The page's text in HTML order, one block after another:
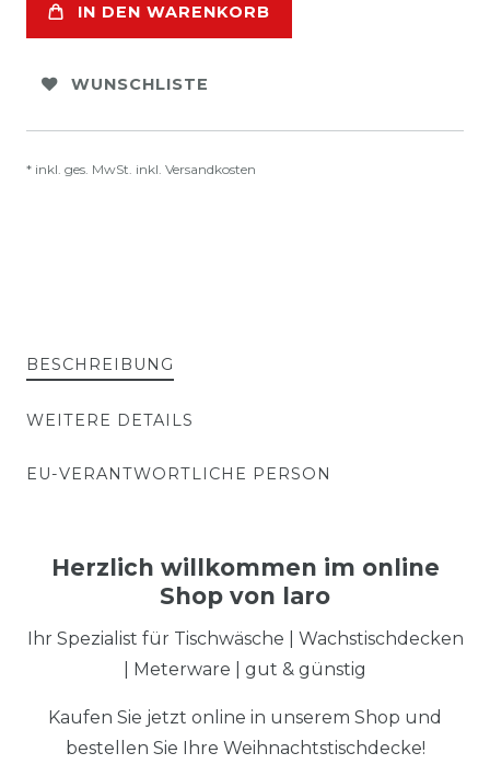
IN DEN WARENKORB
WUNSCHLISTE
* inkl. ges. MwSt. inkl. Versandkosten
BESCHREIBUNG
WEITERE DETAILS
EU-VERANTWORTLICHE PERSON
Herzlich willkommen im online
Shop von laro
Ihr Spezialist für Tischwäsche | Wachstischdecken
| Meterware | gut & günstig
Kaufen Sie jetzt online in unserem Shop und
bestellen Sie Ihre Weihnachtstischdecke!